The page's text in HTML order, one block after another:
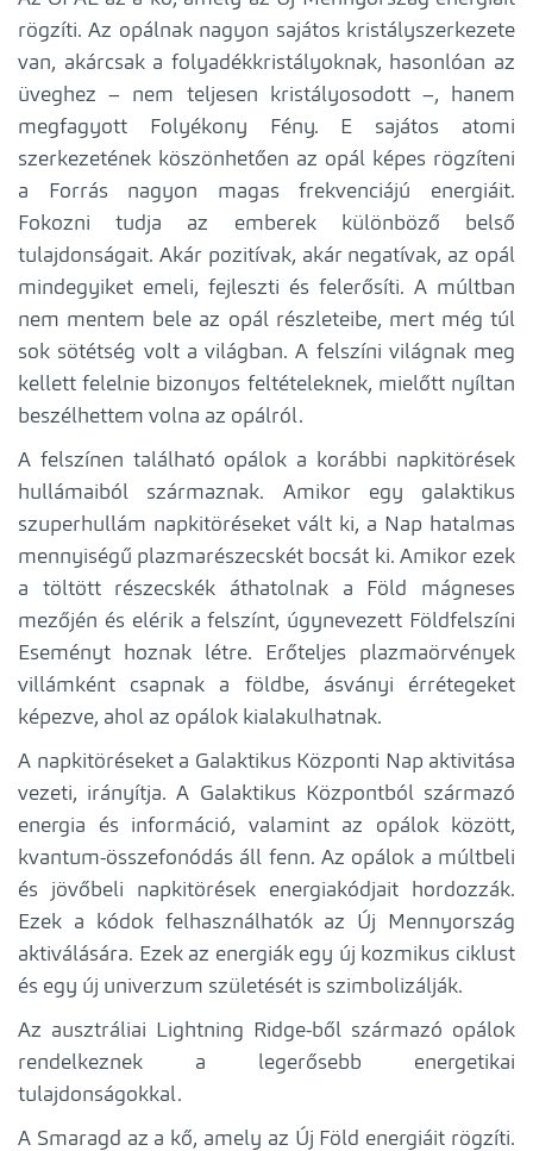
rögzíti. Az opálnak nagyon sajátos kristályszerkezete
van, akárcsak a folyadékkristályoknak, hasonlóan az
üveghez – nem teljesen kristályosodott –, hanem
megfagyott Folyékony Fény. E sajátos atomi
szerkezetének köszönhetően az opál képes rögzíteni
a Forrás nagyon magas frekvenciájú energiáit.
Fokozni tudja az emberek különböző belső
tulajdonságait. Akár pozitívak, akár negatívak, az opál
mindegyiket emeli, fejleszti és felerősíti. A múltban
nem mentem bele az opál részleteibe, mert még túl
sok sötétség volt a világban. A felszíni világnak meg
kellett felelnie bizonyos feltételeknek, mielőtt nyíltan
beszélhettem volna az opálról.
A felszínen található opálok a korábbi napkitörések
hullámaiból származnak. Amikor egy galaktikus
szuperhullám napkitöréseket vált ki, a Nap hatalmas
mennyiségű plazmarészecskét bocsát ki. Amikor ezek
a töltött részecskék áthatolnak a Föld mágneses
mezőjén és elérik a felszínt, úgynevezett Földfelszíni
Eseményt hoznak létre. Erőteljes plazmaörvények
villámként csapnak a földbe, ásványi érrétegeket
képezve, ahol az opálok kialakulhatnak.
A napkitöréseket a Galaktikus Központi Nap aktivitása
vezeti, irányítja. A Galaktikus Központból származó
energia és információ, valamint az opálok között,
kvantum-összefonódás áll fenn. Az opálok a múltbeli
és jövőbeli napkitörések energiakódjait hordozzák.
Ezek a kódok felhasználhatók az Új Mennyország
aktiválására. Ezek az energiák egy új kozmikus ciklust
és egy új univerzum születését is szimbolizálják.
Az ausztráliai Lightning Ridge-ből származó opálok
rendelkeznek a legerősebb energetikai
tulajdonságokkal.
A Smaragd az a kő, amely az Új Föld energiáit rögzíti.